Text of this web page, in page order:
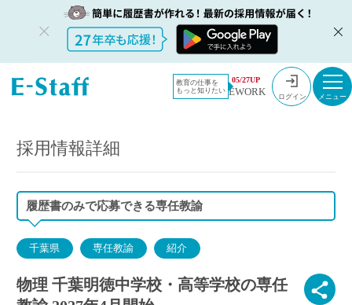
教育の仕事を
もっと知りたい
05/27UP
EWORK ログイン
教員採用情
報のイー・
採用情報
物理 千葉明徳中学校・高等学校の専任教諭 2027年4月開始
採用情報詳細
履歴書のみで応募できる専任教諭
千葉県 専任教諭 紹介
物理 千葉明徳中学校・高等学校の専任